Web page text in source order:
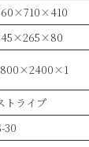
トライプ
30